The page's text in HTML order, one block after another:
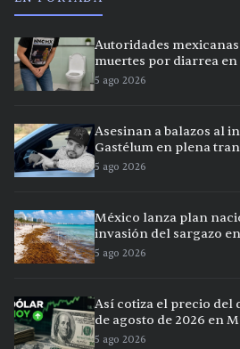
Autoridades
muertes por diarrea en
5 ago 2026
Asesinan a balazos al
Gastélum en plena
5 ago 2026
México lanza plan
invasión del sargazo
5 ago 2026
Así cotiza el precio del
de agosto de 2026 en
5 ago 2026